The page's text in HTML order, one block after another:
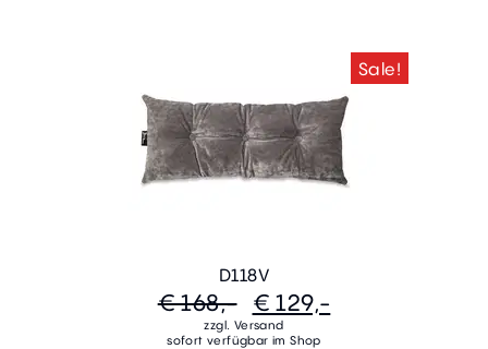
Sale!
D118V
€ 168,- € 129,-
zzgl. Versand
sofort verfügbar im Shop